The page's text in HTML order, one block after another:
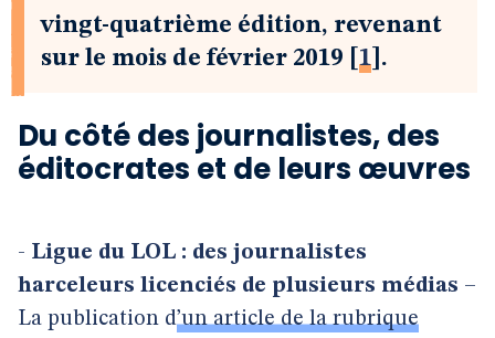
vingt-quatrième édition, revenant
sur le mois de février 2019
1 .
Du côté des journalistes, des
éditocrates et de leurs œuvres
- Ligue du LOL : des journalistes
harceleurs licenciés de plusieurs médias –
La publication d’un article de la rubrique